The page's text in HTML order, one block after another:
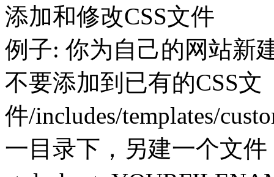
添加和修改CSS文件
例子: 你为自己的网站新
不要添加到已有的CSS文
件/includes/templates/
一目录下，另建一个文件